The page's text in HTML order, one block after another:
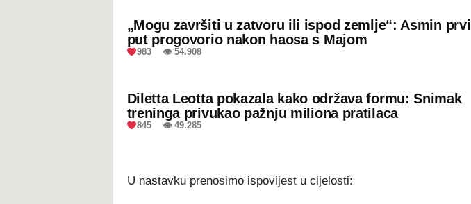
„Mogu završiti u zatvoru ili ispod zemlje“: Asmin prvi
put progovorio nakon haosa s Majom
983 👁 54.908
Diletta Leotta pokazala kako održava formu: Snimak
treninga privukao pažnju miliona pratilaca
845 👁 49.285
U nastavku prenosimo ispovijest u cijelosti: